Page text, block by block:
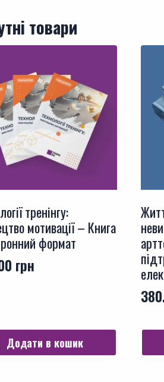
товари
тренінгу:
мотивації – Книга
формат
грн
Додати в кошик